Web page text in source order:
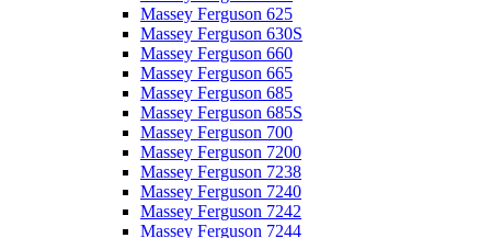
Massey Ferguson 625
Massey Ferguson 630S
Massey Ferguson 660
Massey Ferguson 665
Massey Ferguson 685
Massey Ferguson 685S
Massey Ferguson 700
Massey Ferguson 7200
Massey Ferguson 7238
Massey Ferguson 7240
Massey Ferguson 7242
Massey Ferguson 7244